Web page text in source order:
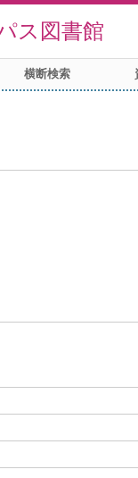
ス図書館
横断検索